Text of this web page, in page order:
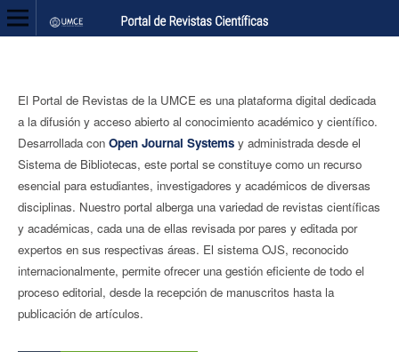
El Portal de Revistas de la UMCE es una plataforma digital dedicada
a la difusión y acceso abierto al conocimiento académico y científico.
Desarrollada con Open Journal Systems y administrada desde el
Sistema de Bibliotecas, este portal se constituye como un recurso
esencial para estudiantes, investigadores y académicos de diversas
disciplinas. Nuestro portal alberga una variedad de revistas científicas
y académicas, cada una de ellas revisada por pares y editada por
expertos en sus respectivas áreas. El sistema OJS, reconocido
internacionalmente, permite ofrecer una gestión eficiente de todo el
proceso editorial, desde la recepción de manuscritos hasta la
publicación de artículos.